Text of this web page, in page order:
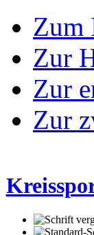
Zum
Zur
Zur
Zur